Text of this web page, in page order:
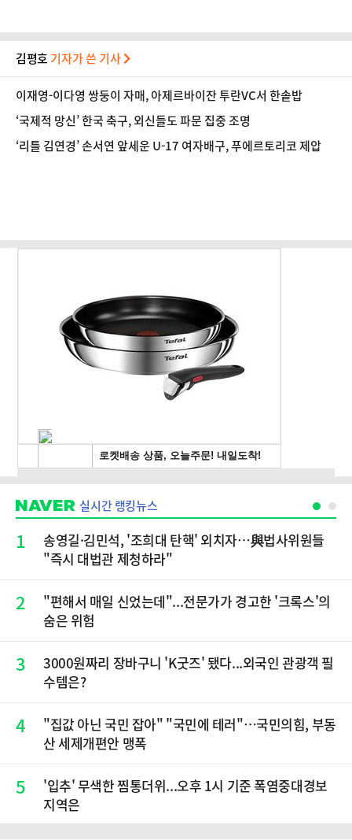
김평호 기자가 쓴 기사
이재영-이다영 쌍둥이 자매, 아제르바이잔 투란VC서 한솥밥
‘국제적 망신’ 한국 축구, 외신들도 파문 집중 조명
‘리틀 김연경’ 손서연 앞세운 U-17 여자배구, 푸에르토리코 제압
실시간 랭킹뉴스
1
송영길·김민석, '조희대 탄핵' 외치자…與법사위원들
"즉시 대법관 제청하라"
2
"편해서 매일 신었는데"...전문가가 경고한 '크록스'의
숨은 위험
3
3000원짜리 장바구니 'K굿즈' 됐다...외국인 관광객 필
수템은?
4
"집값 아닌 국민 잡아" "국민에 테러"…국민의힘, 부동
산 세제개편안 맹폭
5
'입추' 무색한 찜통더위...오후 1시 기준 폭염중대경보
지역은